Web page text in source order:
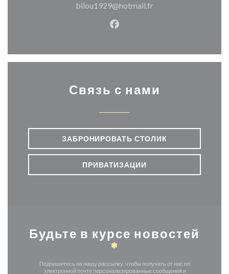
bilou1929@hotmail.fr
Facebook ((открывается в
Связь с нами
ЗАБРОНИРОВАТЬ СТОЛИК
ПРИВАТИЗАЦИИ
Будьте в курсе новостей
*
Подпишитесь на нашу рассылку, чтобы получать от нас по
электронной почте персонализированные сообщения и